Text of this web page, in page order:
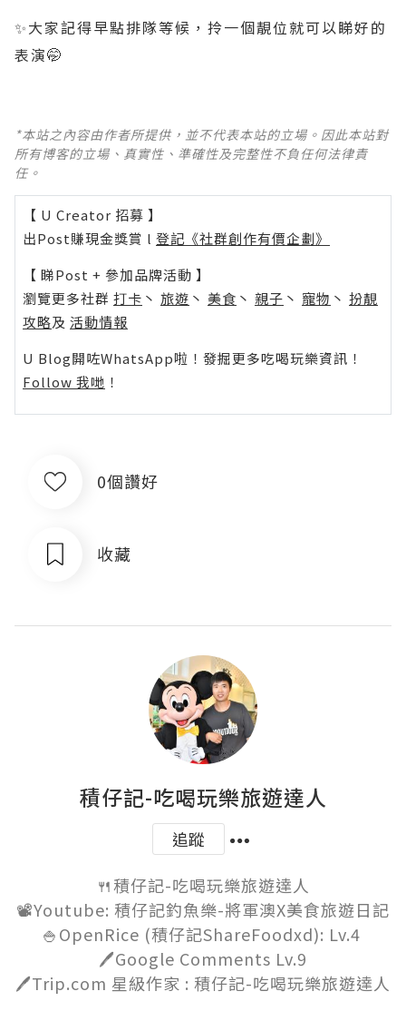
✨️大家記得早點排隊等候，拎一個靚位就可以睇好的
表演🤭
*本站之內容由作者所提供，並不代表本站的立場。因此本站對
所有博客的立場、真實性、準確性及完整性不負任何法律責
任。
【 U Creator 招募 】
出Post賺現金獎賞 l 登記《社群創作有價企劃》
【 睇Post + 參加品牌活動 】
瀏覽更多社群 打卡 丶 旅遊 丶 美食 丶 親子 丶 寵物 丶 扮靚
攻略及 活動情報
U Blog開咗WhatsApp啦！發掘更多吃喝玩樂資訊！
Follow 我哋 ！
0個讚好
收藏
積仔記-吃喝玩樂旅遊達人
追蹤
🍴積仔記-吃喝玩樂旅遊達人
📽️Youtube: 積仔記釣魚樂-將軍澳X美食旅遊日記
🍚OpenRice (積仔記ShareFoodxd): Lv.4
🖊️Google Comments Lv.9
🖊️Trip.com 星級作家 : 積仔記-吃喝玩樂旅遊達人